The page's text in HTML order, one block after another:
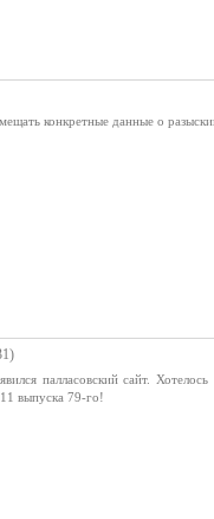
конкретные данные о
палласовский сайт.
выпуска 79-го!